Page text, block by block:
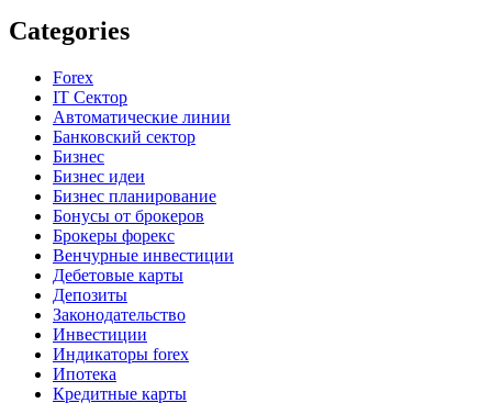
Categories
Forex
IT Сектор
Автоматические линии
Банковский сектор
Бизнес
Бизнес идеи
Бизнес планирование
Бонусы от брокеров
Брокеры форекс
Венчурные инвестиции
Дебетовые карты
Депозиты
Законодательство
Инвестиции
Индикаторы forex
Ипотека
Кредитные карты